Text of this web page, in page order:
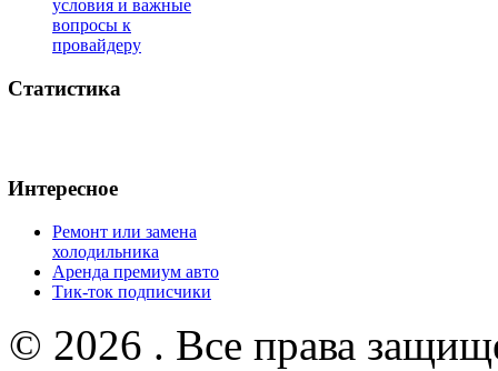
условия и важные
вопросы к
провайдеру
Статистика
Интересное
Ремонт или замена
холодильника
Аренда премиум авто
Тик-ток подписчики
© 2026 . Все права